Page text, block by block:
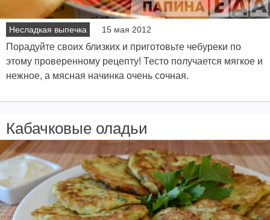
Несладкая выпечка 15 мая 2012
Порадуйте своих близких и приготовьте чебуреки по
этому проверенному рецепту! Тесто получается мягкое и
нежное, а мясная начинка очень сочная.
Кабачковые оладьи